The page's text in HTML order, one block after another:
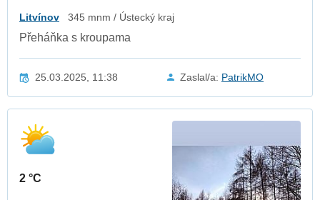
Litvínov 345 mnm / Ústecký kraj
Přeháňka s kroupama
25.03.2025, 11:38 Zaslal/a: PatrikMO
2 °C